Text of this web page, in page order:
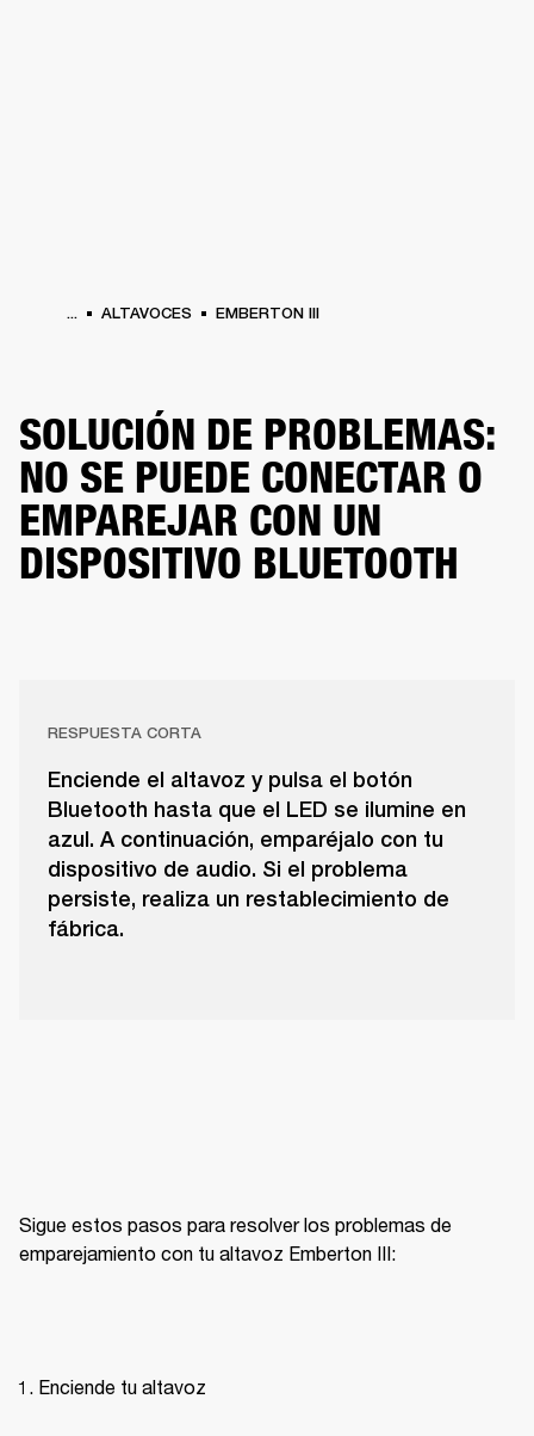
... ALTAVOCES EMBERTON III
SOLUCIÓN DE PROBLEMAS:
NO SE PUEDE CONECTAR O
EMPAREJAR CON UN
DISPOSITIVO BLUETOOTH
RESPUESTA CORTA
Enciende el altavoz y pulsa el botón
Bluetooth hasta que el LED se ilumine en
azul. A continuación, emparéjalo con tu
dispositivo de audio. Si el problema
persiste, realiza un restablecimiento de
fábrica.
Sigue estos pasos para resolver los problemas de
emparejamiento con tu altavoz Emberton III:
Enciende tu altavoz